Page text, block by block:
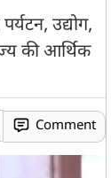
उद्योग,
की आर्थिक
Comment